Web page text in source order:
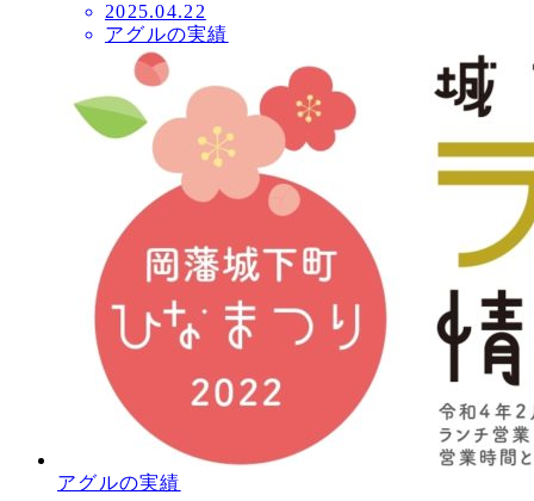
投
稿
2025.04.22
アグルの実績
アグルの実績